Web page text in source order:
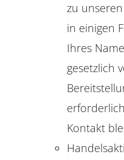
zu
in einigen
Ihres
gesetzlich
Kontakt